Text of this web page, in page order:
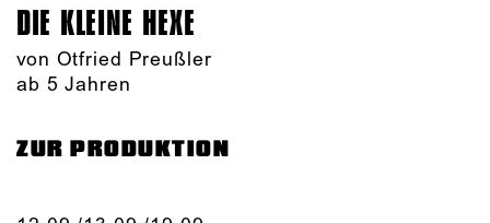
DIE KLEINE HEXE
von Otfried Preußler
ab 5 Jahren
ZUR PRODUKTION